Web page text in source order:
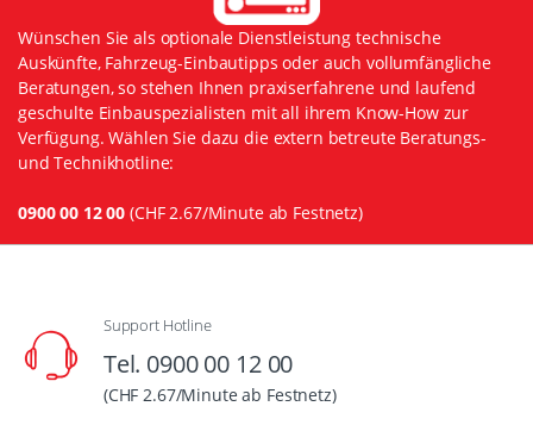
Wünschen Sie als optionale Dienstleistung technische
Auskünfte, Fahrzeug-Einbautipps oder auch vollumfängliche
Beratungen, so stehen Ihnen praxiserfahrene und laufend
geschulte Einbauspezialisten mit all ihrem Know-How zur
Verfügung. Wählen Sie dazu die extern betreute Beratungs-
und Technikhotline:
0900 00 12 00 (CHF 2.67/Minute ab Festnetz)
Support Hotline
Tel. 0900 00 12 00
(CHF 2.67/Minute ab Festnetz)